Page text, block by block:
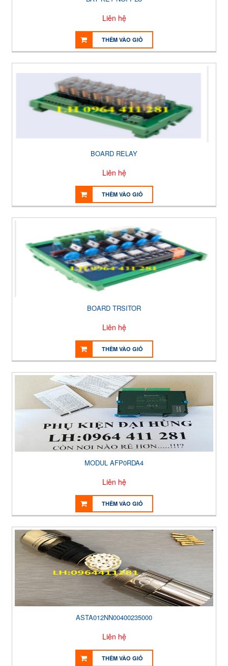
Liên hệ
THÊM VÀO GIỎ
BOARD RELAY
Liên hệ
THÊM VÀO GIỎ
BOARD TRSITOR
Liên hệ
THÊM VÀO GIỎ
MODUL AFP0RDA4
Liên hệ
THÊM VÀO GIỎ
ASTA012NN00400235000
Liên hệ
THÊM VÀO GIỎ